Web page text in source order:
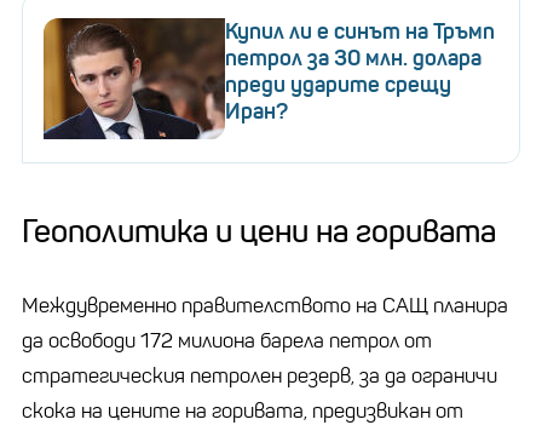
Купил ли е синът на Тръмп
петрол за 30 млн. долара
преди ударите срещу
Иран?
Геополитика и цени на горивата
Междувременно правителството на САЩ планира
да освободи 172 милиона барела петрол от
стратегическия петролен резерв, за да ограничи
скока на цените на горивата, предизвикан от